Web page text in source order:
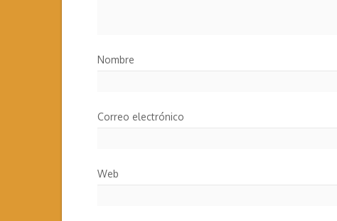
Nombre
Correo electrónico
Web